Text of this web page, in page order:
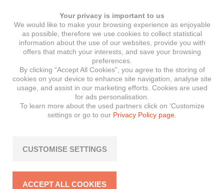
Your privacy is important to us
We would like to make your browsing experience as enjoyable
as possible, therefore we use cookies to collect statistical
information about the use of our websites, provide you with
offers that match your interests, and save your browsing
preferences.
By clicking “Accept All Cookies”, you agree to the storing of
cookies on your device to enhance site navigation, analyse site
usage, and assist in our marketing efforts. Cookies are used
for ads personalisation.
To learn more about the used partners click on ‘Customize
settings or go to our Privacy Policy page.
CUSTOMISE SETTINGS
ACCEPT ALL COOKIES